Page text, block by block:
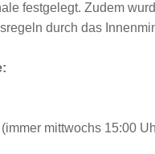
festgelegt. Zudem
durch das
mittwochs 15:00